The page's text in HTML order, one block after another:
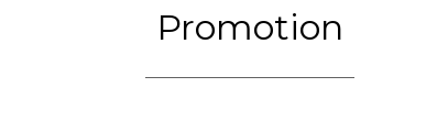
Promotion